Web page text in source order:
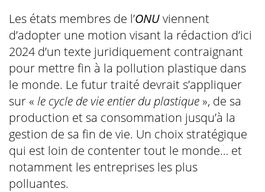
Les états membres de l’ONUviennent
d’adopter une motion visant la rédaction d’ici
2024 d’un texte juridiquement contraignant
pour mettre fin à la pollution plastique dans
le monde. Le futur traité devrait s’appliquer
sur « le cycle de vie entier du plastique», de sa
production et sa consommation jusqu’à la
gestion de sa fin de vie. Un choix stratégique
qui est loin de contenter tout le monde… et
notamment les entreprises les plus
polluantes.